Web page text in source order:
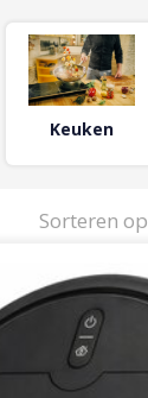
Keuken
Sorteren op